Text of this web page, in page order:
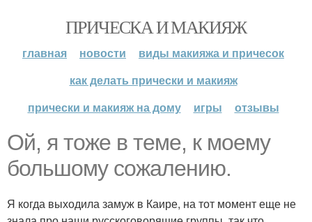
ПРИЧЕСКА И МАКИЯЖ
главная новости
виды макияжа и причесок
как делать прически и макияж
прически и макияж на дому
игры отзывы
Ой, я тоже в теме, к моему
большому сожалению.
Я когда выходила замуж в Каире, на тот момент еще не